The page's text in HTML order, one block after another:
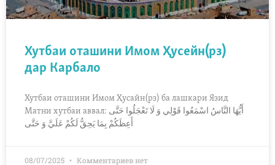
Хутбаи оташини Имом Ҳусейн(рз)
дар Карбало
Хутбаи оташини Имом Ҳусайн(рз) ба лашкари Язид
Матни хутбаи аввал: أَيُّهَا النَّاسُ اسْمَعُوا قَوْلِي وَ لَا تَعْجَلُوا حَتَّى
أَعِظَكُمْ بِمَا يَحِقُّ لَكُمْ عَلَيَّ وَ حَتَّى
08/07/2025 Комментариев нет